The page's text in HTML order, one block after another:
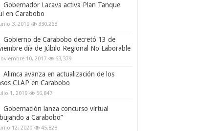
Gobernador Lacava activa Plan Tanque
en Carabobo
3, 2019 330,263
Gobierno de Carabobo decretó 13 de
día de Júbilo Regional No Laborable
10, 2017 63,379
Alimca avanza en actualización de los
CLAP en Carabobo
1, 2019 56,847
Gobernación lanza concurso virtual
a Carabobo”
12, 2020 45,828